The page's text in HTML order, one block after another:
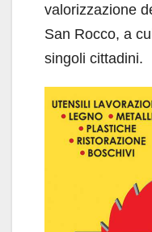
valorizzazione
San Rocco, a
singoli cittadini.